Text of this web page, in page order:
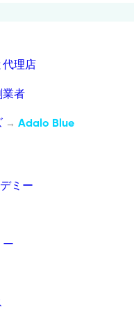
代理店
業者
→ Adalo Blue
ミー
ー